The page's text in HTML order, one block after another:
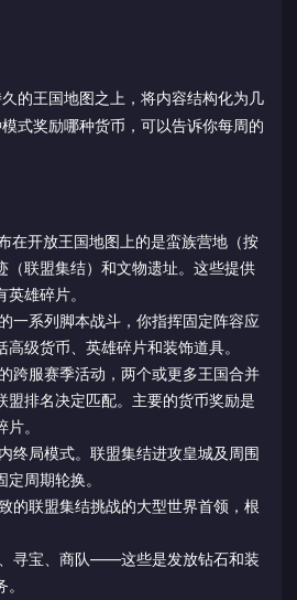
久的王国地图之上，将内容结构化为几
式奖励哪种货币，可以告诉你每周的
在开放王国地图上的是蛮族营地（按
（联盟集结）和文物遗址。这些提供
雄碎片。
一系列脚本战斗，你指挥固定阵容应
级货币、英雄碎片和装饰道具。
跨服赛季活动，两个或更多王国合并
盟排名决定匹配。主要的货币奖励是
。
终局模式。联盟集结进攻皇城及周围
周期轮换。
的联盟集结挑战的大型世界首领，根
寻宝、商队——这些是发放钻石和装